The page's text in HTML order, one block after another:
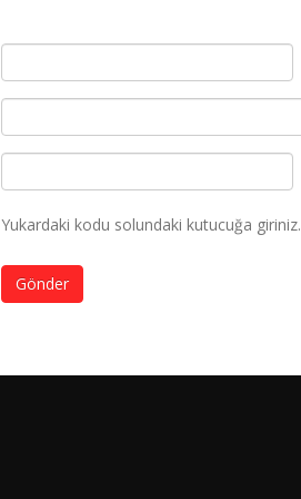
Yukardaki kodu solundaki kutucuğa giriniz.
Gönder